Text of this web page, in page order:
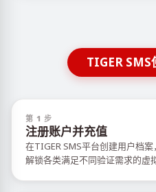
TIGER SMS
第 1 步
注册账户并充值
在TIGER SMS平台创建用户档
解锁各类满足不同验证需求的虚